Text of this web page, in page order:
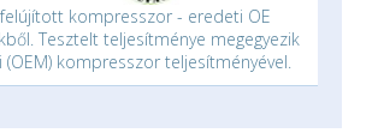
felújított kompresszor - eredeti OE
Tesztelt teljesítménye megegyezik
(OEM) kompresszor teljesítményével.